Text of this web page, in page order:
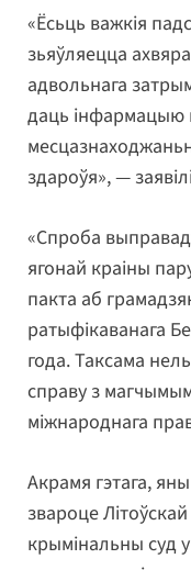
«Ёсьць важкія
зьяўляецца
адвольнага
даць інфармацыю
здароўя», —
«Спроба
ягонай краіны
пакта аб
ратыфікаванага
года. Таксама
справу з
міжнароднага
Акрамя гэтага,
звароце
крымінальны суд